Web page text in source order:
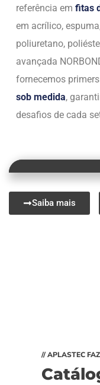
referência em fitas
em acrílico,
poliuretano,
avançada
fornecemos
sob medida,
desafios de cada
Saiba mais
// APLASTEC